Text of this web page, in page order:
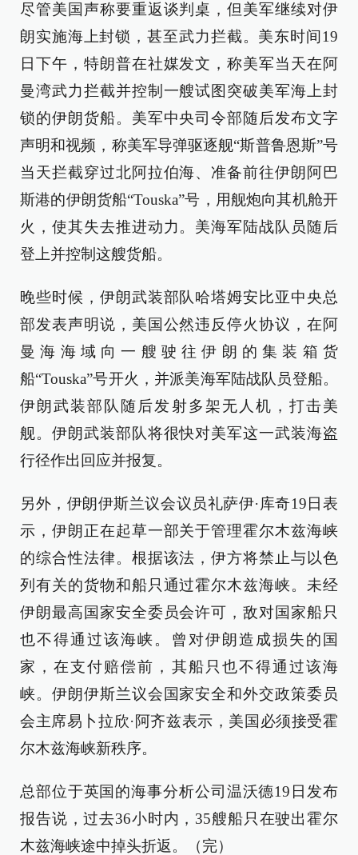
尽管美国声称要重返谈判桌，但美军继续对伊
朗实施海上封锁，甚至武力拦截。美东时间19
日下午，特朗普在社媒发文，称美军当天在阿
曼湾武力拦截并控制一艘试图突破美军海上封
锁的伊朗货船。美军中央司令部随后发布文字
声明和视频，称美军导弹驱逐舰“斯普鲁恩斯”号
当天拦截穿过北阿拉伯海、准备前往伊朗阿巴
斯港的伊朗货船“Touska”号，用舰炮向其机舱开
火，使其失去推进动力。美海军陆战队员随后
登上并控制这艘货船。
晚些时候，伊朗武装部队哈塔姆安比亚中央总
部发表声明说，美国公然违反停火协议，在阿
曼海海域向一艘驶往伊朗的集装箱货
船“Touska”号开火，并派美海军陆战队员登船。
伊朗武装部队随后发射多架无人机，打击美
舰。伊朗武装部队将很快对美军这一武装海盗
行径作出回应并报复。
另外，伊朗伊斯兰议会议员礼萨伊·库奇19日表
示，伊朗正在起草一部关于管理霍尔木兹海峡
的综合性法律。根据该法，伊方将禁止与以色
列有关的货物和船只通过霍尔木兹海峡。未经
伊朗最高国家安全委员会许可，敌对国家船只
也不得通过该海峡。曾对伊朗造成损失的国
家，在支付赔偿前，其船只也不得通过该海
峡。伊朗伊斯兰议会国家安全和外交政策委员
会主席易卜拉欣·阿齐兹表示，美国必须接受霍
尔木兹海峡新秩序。
总部位于英国的海事分析公司温沃德19日发布
报告说，过去36小时内，35艘船只在驶出霍尔
木兹海峡途中掉头折返。（完）